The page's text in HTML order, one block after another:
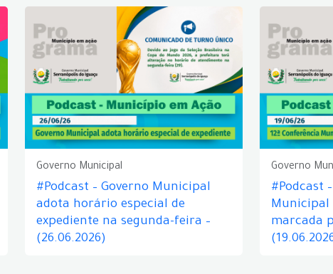
Governo Municipal
#Podcast – Governo Municipal
adota horário especial de
expediente na segunda-feira –
(26.06.2026)
Governo
#Podcast
Municipal
marcada